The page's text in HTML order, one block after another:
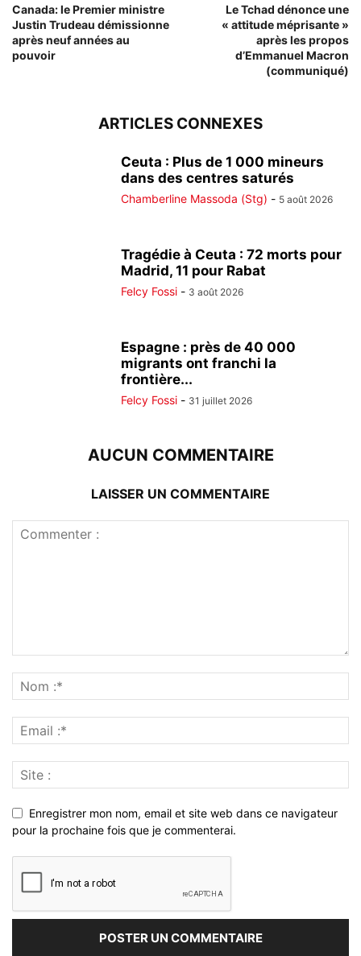
Canada: le Premier ministre
Justin Trudeau démissionne
après neuf années au
pouvoir
Le Tchad dénonce une
« attitude méprisante »
après les propos
d’Emmanuel Macron
(communiqué)
ARTICLES CONNEXES
Ceuta : Plus de 1 000 mineurs
dans des centres saturés
Chamberline Massoda (Stg) - 5 août 2026
Tragédie à Ceuta : 72 morts pour
Madrid, 11 pour Rabat
Felcy Fossi - 3 août 2026
Espagne : près de 40 000
migrants ont franchi la
frontière...
Felcy Fossi - 31 juillet 2026
AUCUN COMMENTAIRE
LAISSER UN COMMENTAIRE
Enregistrer mon nom, email et site web dans ce navigateur
pour la prochaine fois que je commenterai.